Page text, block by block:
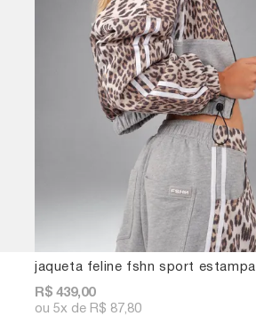
jaqueta feline fshn sport estampa
R$ 439,00
5x R$ 87,80